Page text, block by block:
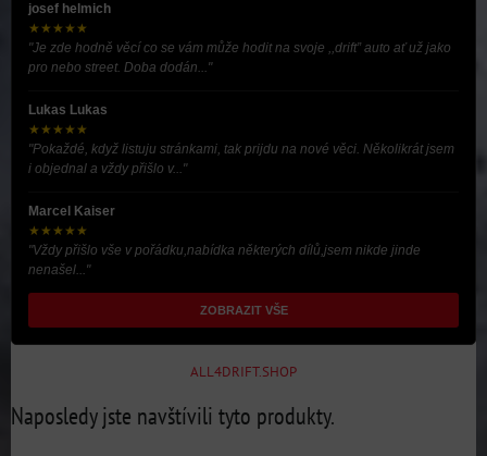
josef helmich
★★★★★
"Je zde hodně věcí co se vám může hodit na svoje ,,drift” auto ať už jako
pro nebo street. Doba dodán..."
Lukas Lukas
★★★★★
"Pokaždé, když listuju stránkami, tak prijdu na nové věci. Několikrát jsem
i objednal a vždy přišlo v..."
Marcel Kaiser
★★★★★
"Vždy přišlo vše v pořádku,nabídka některých dílů,jsem nikde jinde
nenašel..."
ZOBRAZIT VŠE
ALL4DRIFT.SHOP
Naposledy jste navštívili tyto produkty.